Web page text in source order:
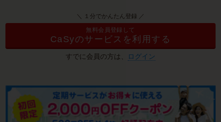
＼ １分でかんたん登録 ／
無料会員登録して
CaSyのサービスを利用する
すでに会員の方は、 ログイン